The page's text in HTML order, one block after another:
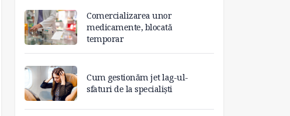
Comercializarea unor
medicamente, blocată
temporar
Cum gestionăm jet lag-ul-
sfaturi de la specialiști